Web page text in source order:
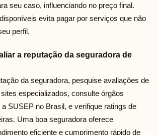
seu caso, influenciando no preço final.
evita pagar por serviços que não
perfil.
a reputação da seguradora de
da seguradora, pesquise avaliações de
especializados, consulte órgãos
SUSEP no Brasil, e verifique ratings de
Uma boa seguradora oferece
eficiente e cumprimento rápido de